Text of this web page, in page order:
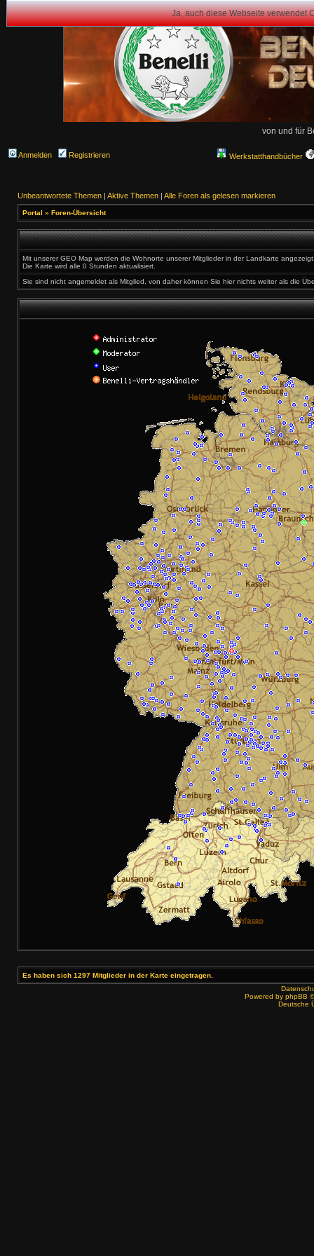
Ja, auch diese Webseite verwendet
von und für
Anmelden Registrieren Werkstatthandbücher
Unbeantwortete Themen | Aktive Themen | Alle Foren als gelesen markieren
Portal » Foren-Übersicht
Mit unserer GEO Map werden die Wohnorte unserer Mitglieder in der Landkarte
Die Karte wird alle 0 Stunden aktualisiert.
Sie sind nicht angemeldet als Mitglied, von daher können Sie hier nichts weiter als die
Es haben sich 1297 Mitglieder in der Karte eingetragen.
Powered by phpBB
Deutsche